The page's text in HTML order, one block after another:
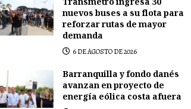
Transmetro ingresa 30
nuevos buses a su flota para
reforzar rutas de mayor
demanda
6 DE AGOSTO DE 2026
Barranquilla y fondo danés
avanzan en proyecto de
energía eólica costa afuera